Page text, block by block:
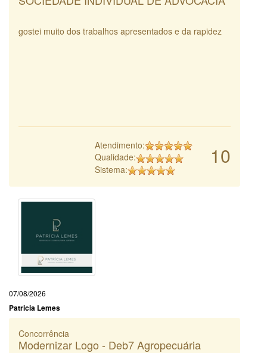
gostei muito dos trabalhos apresentados e da rapidez
10
Atendimento:
Qualidade:
Sistema:
07/08/2026
Patricia Lemes
Concorrência
Modernizar Logo - Deb7 Agropecuária